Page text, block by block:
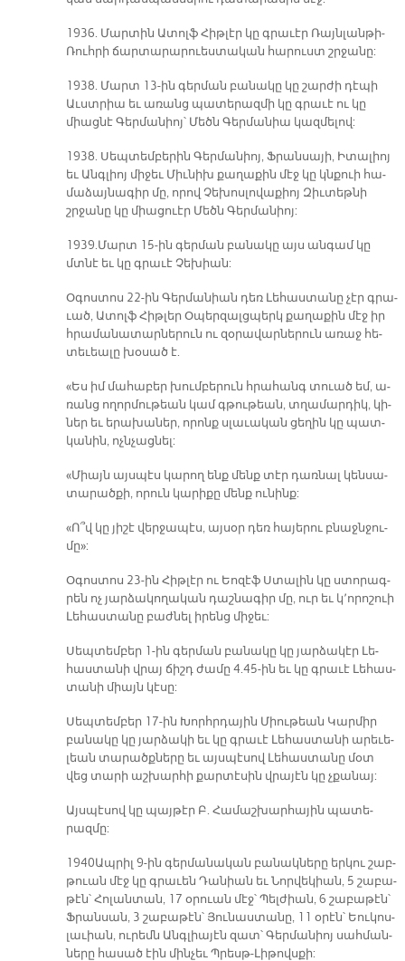
1936. Մար­տին Ա­տոլֆ Հիթ­լէր կը գրա­ւէր Ռայն­լան­թի-
Ռուհ­րի ճար­տա­րա­րուես­տա­կան հա­րուստ շրջա­նը:
1938. Մարտ 13-ին գեր­ման բա­նա­կը կը շար­ժի դէ­պի
Աւստ­րիա եւ ա­ռանց պա­տե­րազ­մի կը գրա­ւէ ու կը
միաց­նէ Գեր­մա­նիոյ՝ Մեծն Գեր­մա­նիա կազ­մե­լով:
1938. Սեպ­տեմ­բե­րին Գեր­մա­նիոյ, Ֆրան­սա­յի, Ի­տա­լիոյ
եւ Անգ­լիոյ մի­ջեւ Միւ­նիխ քա­ղա­քին մէջ կը կնքուի հա­
մա­ձայ­նա­գիր մը, ո­րով Չե­խոս­լո­վա­քիոյ Զիւ­տեթ­նի
շրջա­նը կը միա­ցուէր Մեծն Գեր­մա­նիոյ:
1939. Մարտ 15-ին գեր­ման բա­նա­կը այս ան­գամ կը
մտնէ եւ կը գրա­ւէ Չե­խիան:
Օ­գոս­տոս 22-ին Գեր­մա­նիան դեռ Լե­հաս­տա­նը չէր գրա­
ւած, Ա­տոլֆ Հիթ­լեր Օ­պեր­զալց­պերկ քա­ղա­քին մէջ իր
հրա­մա­նա­տար­նե­րուն ու զօ­րա­վար­նե­րուն ա­ռաջ հե­
տե­ւեա­լը խօ­սած է.
«Ես իմ մա­հա­բեր խում­բե­րուն հրա­հանգ տուած եմ, ա­
ռանց ո­ղոր­մու­թեան կամ գթու­թեան, տղա­մար­դիկ, կի­
ներ եւ ե­րա­խա­ներ, ո­րոնք սլա­ւա­կան ցե­ղին կը պատ­
կա­նին, ոչն­չաց­նել:
«Միայն այս­պէս կա­րող ենք մենք տէր դառ­նալ կեն­սա­
տա­րած­քի, ո­րուն կա­րի­քը մենք ու­նինք:
«Ո՞վ կը յի­շէ վեր­ջա­պէս, այ­սօր դեռ հա­յե­րու բնաջն­ջու­
մը»:
Օ­գոս­տոս 23-ին Հիթ­լէր ու Եո­զէֆ Ստա­լին կը ստո­րագ­
րեն ոչ յար­ձա­կո­ղա­կան դաշ­նա­գիր մը, ուր եւ կ՚ո­րո­շուի
Լե­հաս­տա­նը բաժ­նել ի­րենց մի­ջեւ:
Սեպ­տեմ­բեր 1-ին գեր­ման բա­նա­կը կը յար­ձա­կէր Լե­
հաս­տա­նի վրայ ճիշդ ժա­մը 4.45-ին եւ կը գրա­ւէ Լե­հաս­
տա­նի միայն կէ­սը:
Սեպ­տեմ­բեր 17-ին Խորհր­դա­յին Միու­թեան Կար­միր
բա­նա­կը կը յար­ձա­կի եւ կը գրա­ւէ Լե­հաս­տա­նի ա­րե­ւե­
լեան տա­րածք­նե­րը եւ այս­պէ­սով Լե­հաս­տա­նը մօտ
վեց տա­րի աշ­խար­հի քար­տէ­սին վրա­յէն կը չքա­նայ:
Այս­պէ­սով կը պայ­թէր Բ. Հա­մաշ­խար­հա­յին պա­տե­
րազ­մը:
1940 Ապ­րիլ 9-ին գեր­մա­նա­կան բա­նակ­նե­րը եր­կու շաբ­
թուան մէջ կը գրա­ւեն Դա­նիան եւ Նոր­վե­կիան, 5 շա­բա­
թէն՝ Հո­լան­տան, 17 օ­րուան մէջ՝ Պել­ժի­ան, 6 շա­բա­թէն՝
Ֆրան­սան, 3 շա­բա­թէն՝ Յու­նաս­տա­նը, 11 օ­րէն՝ Եու­կոս­
լա­ւիան, ու­րեմն Անգ­լիա­յէն զատ՝ Գեր­մա­նիոյ սահ­ման­
նե­րը հա­սած էին մին­չեւ Պրեսթ-Լի­թովս­քի: